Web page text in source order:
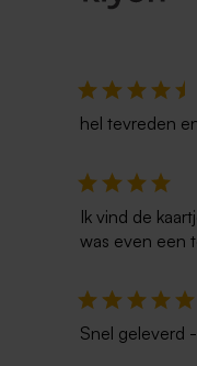
hel tevreden
Ik vind de
was even een
Snel geleverd